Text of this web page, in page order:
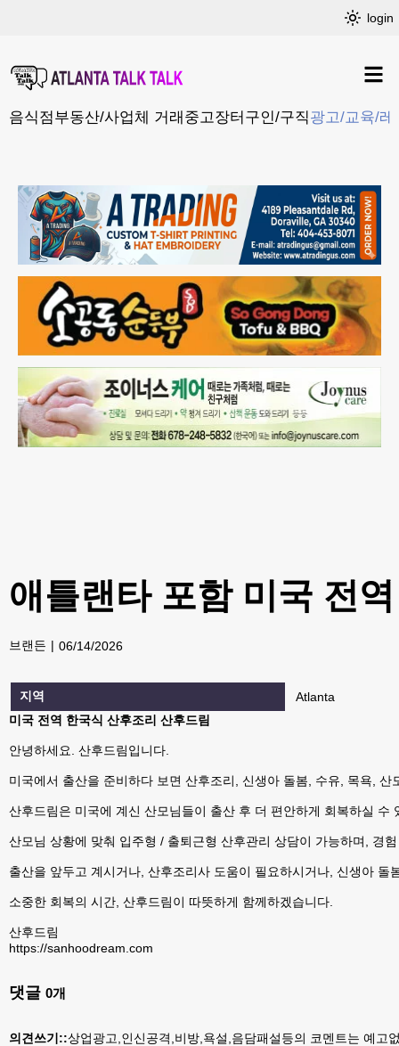
login
음식점부동산/사업체 거래 중고장터 구인/구직광고/교육/레
애틀랜타 포함 미국 전
브랜든 06/14/2026
지역
Atlanta
미국 전역 한국식 산후조리 산후드림
안녕하세요. 산후드림입니다.
미국에서 출산을 준비하다 보면 산후조리, 신생아 돌봄, 수유, 목욕,
산후드림은 미국에 계신 산모님들이 출산 후 더 편안하게 회복하실
산모님 상황에 맞춰 입주형 / 출퇴근형 산후관리 상담이 가능하며, 경
출산을 앞두고 계시거나, 산후조리사 도움이 필요하시거나, 신생아 돌
소중한 회복의 시간, 산후드림이 따뜻하게 함께하겠습니다.
산후드림
https://sanhoodream.com
댓글 0개
의견쓰기::상업광고,인신공격,비방,욕설,음담패설등의 코멘트는 예고